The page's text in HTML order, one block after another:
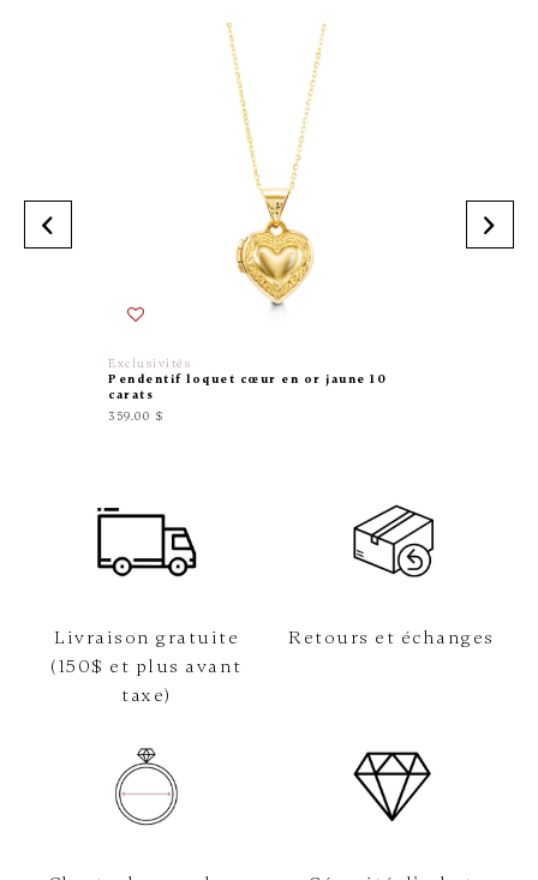
Exclusivités
Pendentif loquet cœur en or jaune 10
carats
359.00 $
Livraison gratuite
(150$ et plus avant
taxe)
Retours et échanges